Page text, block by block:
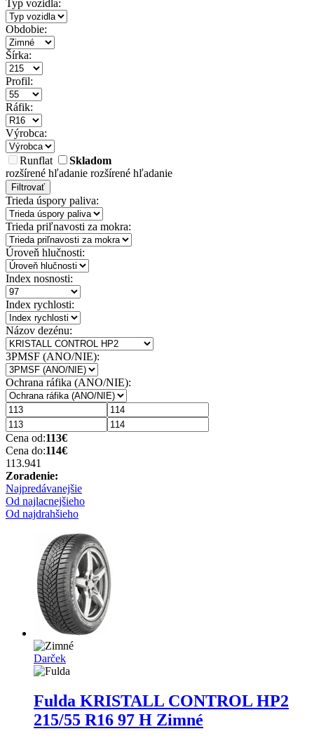
Typ vozidla:
Obdobie:
Šírka:
Profil:
Ráfik:
Výrobca:
Runflat
Skladom
rozšírené hľadanie rozšírené hľadanie
Filtrovať
Trieda úspory paliva:
Trieda priľnavosti za mokra:
Úroveň hlučnosti:
Index nosnosti:
Index rychlosti:
Názov dezénu:
3PMSF (ANO/NIE):
Ochrana ráfika (ANO/NIE):
Cena od:113€
Cena do:114€
113.941
Zoradenie:
Najpredávanejšie
Od najlacnejšieho
Od najdrahšieho
Darček
Fulda KRISTALL CONTROL HP2
215/55 R16 97 H Zimné